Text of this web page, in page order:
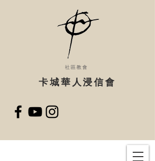
社區教會
​卡城華人浸信會